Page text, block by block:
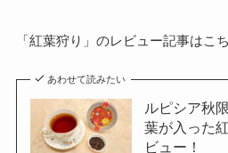
「紅葉狩り」のレビュー記事はこ
あわせて読みたい
ルピシア秋
葉が入った
ビュー！